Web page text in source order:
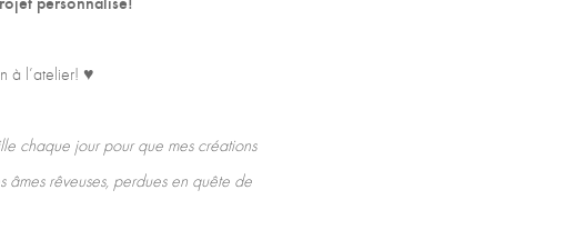
à l’atelier! ♥
chaque jour pour que mes créations
âmes rêveuses, perdues en quête de